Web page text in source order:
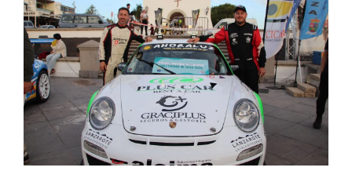
CONTACTO